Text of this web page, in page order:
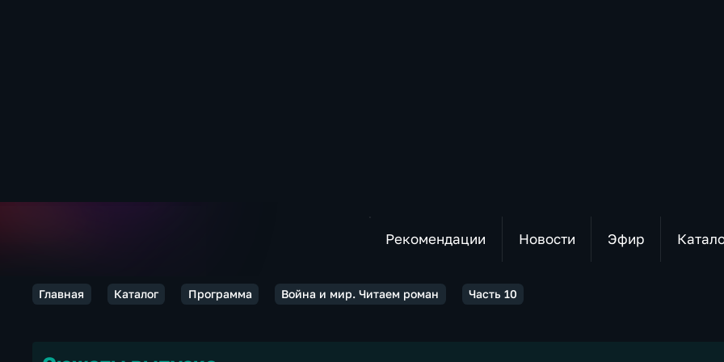
Рекомендации Новости Эфир
Главная Каталог Программа Война и мир. Читаем роман Часть 10